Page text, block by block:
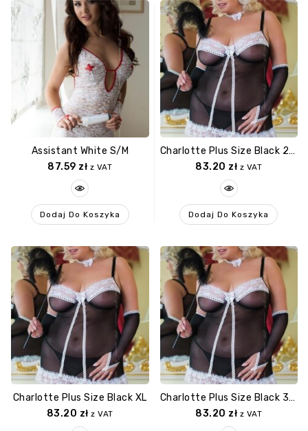
Assistant White S/M
87.59 zł z VAT
Dodaj Do Koszyka
Charlotte Plus Size Black 2XL
83.20 zł z VAT
Dodaj Do Koszyka
Charlotte Plus Size Black XL
83.20 zł z VAT
Charlotte Plus Size Black 3XL
83.20 zł z VAT